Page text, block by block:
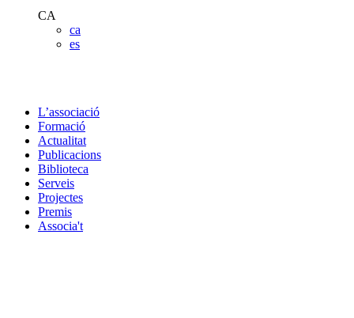
CA
ca
es
L’associació
Formació
Actualitat
Publicacions
Biblioteca
Serveis
Projectes
Premis
Associa't